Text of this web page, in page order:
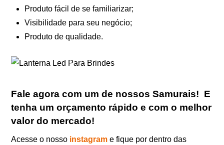
Produto fácil de se familiarizar;
Visibilidade para seu negócio;
Produto de qualidade.
Fale agora com um de nossos Samurais! E
tenha um orçamento rápido e com o melhor
valor do mercado!
Acesse o nosso instagram e fique por dentro das